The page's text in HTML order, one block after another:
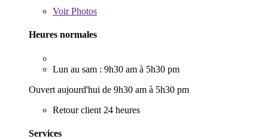
VoirPhotos
Heures normales
Lun au sam : 9h30 am à 5h30 pm
Ouvert aujourd'hui de 9h30 am à 5h30 pm
Retour client 24 heures
Services